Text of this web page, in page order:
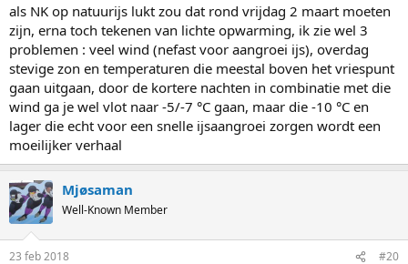
als NK op natuurijs lukt zou dat rond vrijdag 2 maart moeten
zijn, erna toch tekenen van lichte opwarming, ik zie wel 3
problemen : veel wind (nefast voor aangroei ijs), overdag
stevige zon en temperaturen die meestal boven het vriespunt
gaan uitgaan, door de kortere nachten in combinatie met die
wind ga je wel vlot naar -5/-7 °C gaan, maar die -10 °C en
lager die echt voor een snelle ijsaangroei zorgen wordt een
moeilijker verhaal
Mjøsaman
Well-Known Member
23 feb 2018 #20